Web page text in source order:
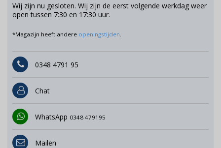
Wij zijn nu gesloten. Wij zijn de eerst volgende werkdag weer
open tussen 7:30 en 17:30 uur.
*Magazijn heeft andere openingstijden
0348 4791 95
Chat
WhatsApp 0348 479195
Mailen